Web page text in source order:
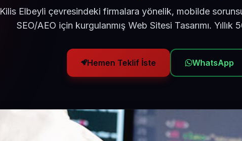
Kilis Elbeyli çevresindeki firmalara yönelik, mobilde
SEO/AEO için kurgulanmış Web Sitesi Tasarımı. Yıllık
Hemen Teklif İste WhatsApp